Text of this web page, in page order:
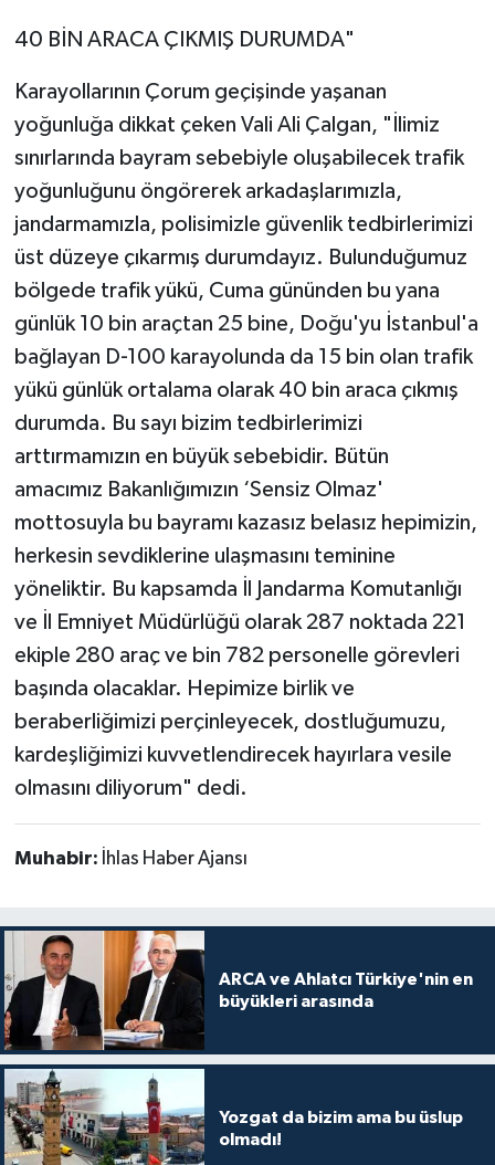
40 BİN ARACA ÇIKMIŞ DURUMDA"
Karayollarının Çorum geçişinde yaşanan
yoğunluğa dikkat çeken Vali Ali Çalgan, "İlimiz
sınırlarında bayram sebebiyle oluşabilecek trafik
yoğunluğunu öngörerek arkadaşlarımızla,
jandarmamızla, polisimizle güvenlik tedbirlerimizi
üst düzeye çıkarmış durumdayız. Bulunduğumuz
bölgede trafik yükü, Cuma gününden bu yana
günlük 10 bin araçtan 25 bine, Doğu'yu İstanbul'a
bağlayan D-100 karayolunda da 15 bin olan trafik
yükü günlük ortalama olarak 40 bin araca çıkmış
durumda. Bu sayı bizim tedbirlerimizi
arttırmamızın en büyük sebebidir. Bütün
amacımız Bakanlığımızın ‘Sensiz Olmaz'
mottosuyla bu bayramı kazasız belasız hepimizin,
herkesin sevdiklerine ulaşmasını teminine
yöneliktir. Bu kapsamda İl Jandarma Komutanlığı
ve İl Emniyet Müdürlüğü olarak 287 noktada 221
ekiple 280 araç ve bin 782 personelle görevleri
başında olacaklar. Hepimize birlik ve
beraberliğimizi perçinleyecek, dostluğumuzu,
kardeşliğimizi kuvvetlendirecek hayırlara vesile
olmasını diliyorum" dedi.
Muhabir: İhlas Haber Ajansı
ARCA ve Ahlatcı Türkiye'nin en
büyükleri arasında
Yozgat da bizim ama bu üslup
olmadı!